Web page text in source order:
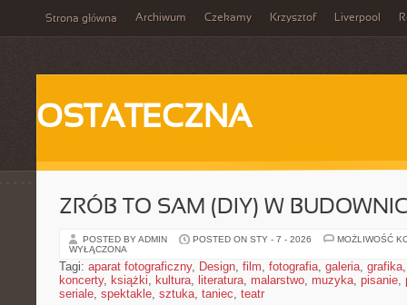
Strona główna Archiwum Czekamy Krzysztof Liverpool
OSTATECZNA
ZRÓB TO SAM (DIY) W
POSTED BY ADMIN POSTED ON STY - 7 - 2026
MOŻLIWOŚĆ
WYŁĄCZONA
Tagi: aparat fotograficzny, Design, film, fotografia, galeria, grafika
koncerty, książki, kultura, literatura, malarstwo, muzyka, pisanie,
seriale, spektakle, sztuka, taniec, teatr